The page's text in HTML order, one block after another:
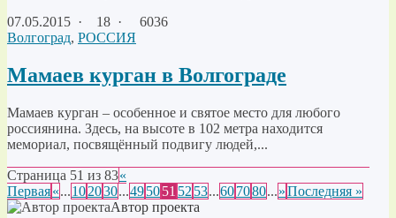
07.05.2015 · 18 ·
6036
Волгоград, РОССИЯ
Мамаев курган в Волгограде
Мамаев курган – особенное и святое место для любого
россиянина. Здесь, на высоте в 102 метра находится
мемориал, посвящённый подвигу людей,...
Страница 51 из 83«
Первая«...102030...495051 52 53...607080...»Последняя »
Автор проекта